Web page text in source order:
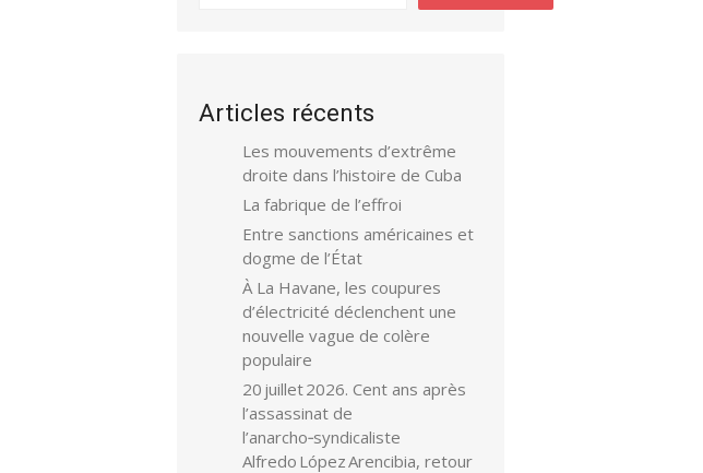
Articles récents
Les mouvements d’extrême
droite dans l’histoire de Cuba
La fabrique de l’effroi
Entre sanctions américaines et
dogme de l’État
À La Havane, les coupures
d’électricité déclenchent une
nouvelle vague de colère
populaire
20 juillet 2026. Cent ans après
l’assassinat de
l’anarcho‑syndicaliste
Alfredo López Arencibia, retour